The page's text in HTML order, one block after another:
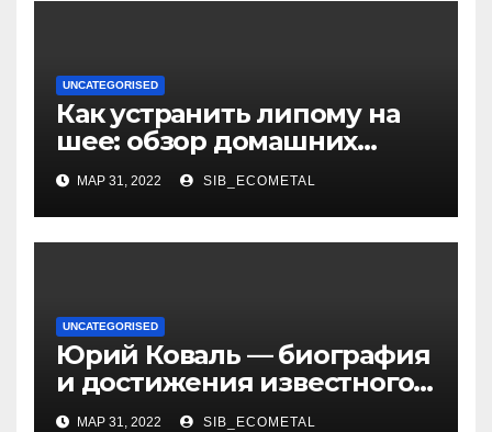
UNCATEGORISED
Как устранить липому на
шее: обзор домашних
методов лечения
МАР 31, 2022 SIB_ECOMETAL
UNCATEGORISED
Юрий Коваль — биография
и достижения известного
украинского дизайнера
МАР 31, 2022 SIB_ECOMETAL